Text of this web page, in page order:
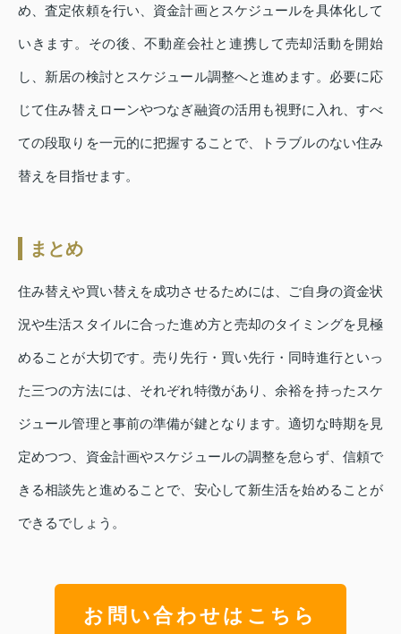
め、査定依頼を行い、資金計画とスケジュールを具体化して
いきます。その後、不動産会社と連携して売却活動を開始
し、新居の検討とスケジュール調整へと進めます。必要に応
じて住み替えローンやつなぎ融資の活用も視野に入れ、すべ
ての段取りを一元的に把握することで、トラブルのない住み
替えを目指せます。
まとめ
住み替えや買い替えを成功させるためには、ご自身の資金状
況や生活スタイルに合った進め方と売却のタイミングを見極
めることが大切です。売り先行・買い先行・同時進行といっ
た三つの方法には、それぞれ特徴があり、余裕を持ったスケ
ジュール管理と事前の準備が鍵となります。適切な時期を見
定めつつ、資金計画やスケジュールの調整を怠らず、信頼で
きる相談先と進めることで、安心して新生活を始めることが
できるでしょう。
お問い合わせはこちら